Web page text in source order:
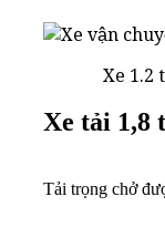
Xe 1.2
Xe tải 1,8
Tải trọng chở